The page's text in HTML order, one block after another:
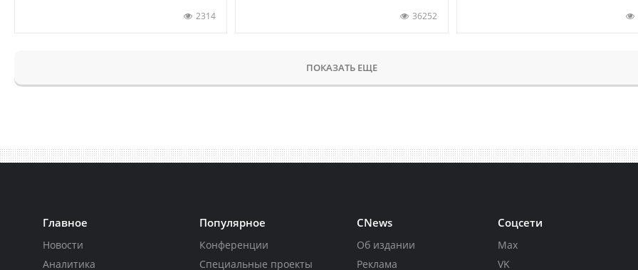
2314 36252
ПОКАЗАТЬ ЕЩЕ
Главное
Новости
Аналитика
Популярное
Конференции
Специальные проекты
CNews
Об издании
Реклама
Соцсети
Max
VK